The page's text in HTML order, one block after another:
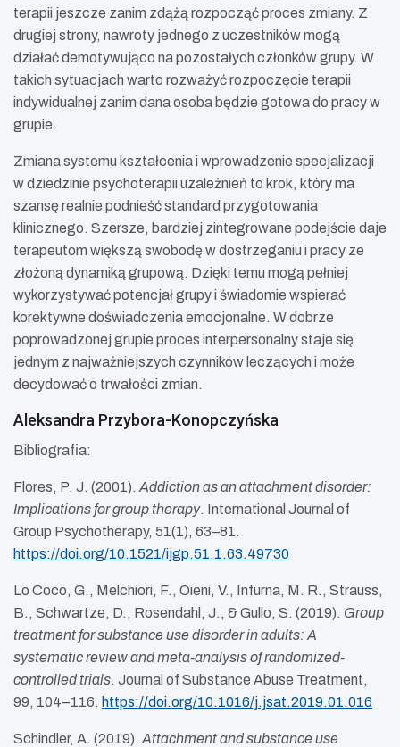
terapii jeszcze zanim zdążą rozpocząć proces zmiany. Z
drugiej strony, nawroty jednego z uczestników mogą
działać demotywująco na pozostałych członków grupy. W
takich sytuacjach warto rozważyć rozpoczęcie terapii
indywidualnej zanim dana osoba będzie gotowa do pracy w
grupie.
Zmiana systemu kształcenia i wprowadzenie specjalizacji
w dziedzinie psychoterapii uzależnień to krok, który ma
szansę realnie podnieść standard przygotowania
klinicznego. Szersze, bardziej zintegrowane podejście daje
terapeutom większą swobodę w dostrzeganiu i pracy ze
złożoną dynamiką grupową. Dzięki temu mogą pełniej
wykorzystywać potencjał grupy i świadomie wspierać
korektywne doświadczenia emocjonalne. W dobrze
poprowadzonej grupie proces interpersonalny staje się
jednym z najważniejszych czynników leczących i może
decydować o trwałości zmian.
Aleksandra Przybora-Konopczyńska
Bibliografia:
Flores, P. J. (2001). Addiction as an attachment disorder:
Implications for group therapy. International Journal of
Group Psychotherapy, 51(1), 63–81.
https://doi.org/10.1521/ijgp.51.1.63.49730
Lo Coco, G., Melchiori, F., Oieni, V., Infurna, M. R., Strauss,
B., Schwartze, D., Rosendahl, J., & Gullo, S. (2019). Group
treatment for substance use disorder in adults: A
systematic review and meta-analysis of randomized-
controlled trials. Journal of Substance Abuse Treatment,
99, 104–116. https://doi.org/10.1016/j.jsat.2019.01.016
Schindler, A. (2019). Attachment and substance use